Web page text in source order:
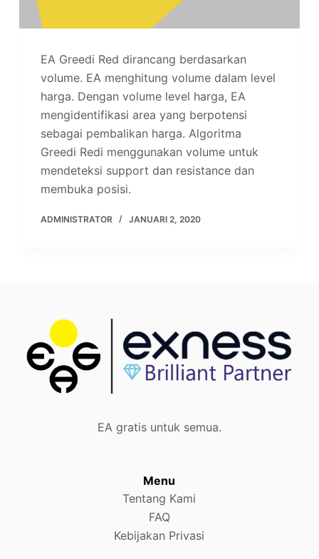
EA Greedi Red dirancang berdasarkan
volume. EA menghitung volume dalam level
harga. Dengan volume level harga, EA
mengidentifikasi area yang berpotensi
sebagai pembalikan harga. Algoritma
Greedi Redi menggunakan volume untuk
mendeteksi support dan resistance dan
membuka posisi.
ADMINISTRATOR JANUARI 2, 2020
EA gratis untuk semua.
Menu
Tentang Kami
FAQ
Kebijakan Privasi